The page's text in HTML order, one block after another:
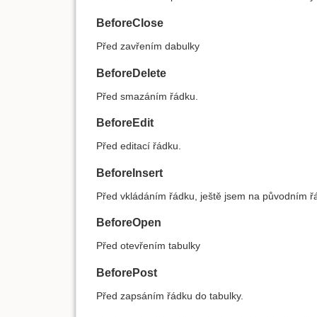
BeforeClose
Před zavřením dabulky
BeforeDelete
Před smazáním řádku.
BeforeEdit
Před editací řádku.
BeforeInsert
Před vkládáním řádku, ještě jsem na původním
BeforeOpen
Před otevřením tabulky
BeforePost
Před zapsáním řádku do tabulky.